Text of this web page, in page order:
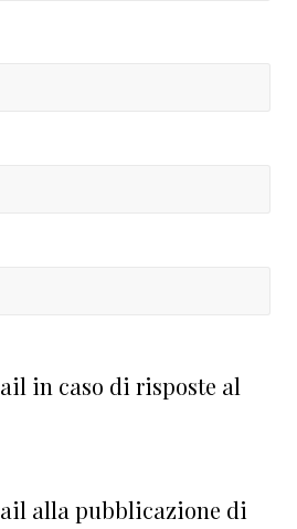
in caso di risposte al
alla pubblicazione di